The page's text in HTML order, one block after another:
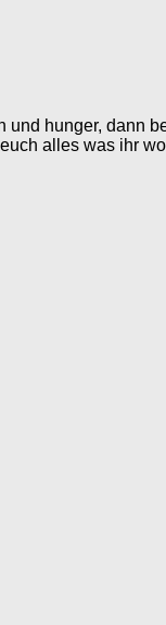
hunger, dann
alles was ihr